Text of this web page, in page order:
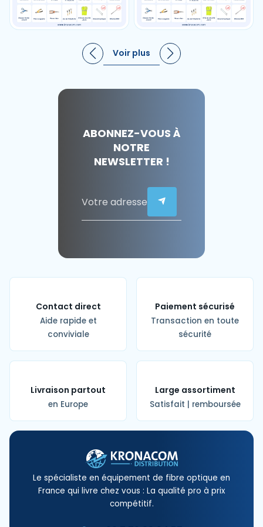
Voir plus
ABONNEZ-VOUS À
NOTRE
NEWSLETTER !
Contact direct
Aide rapide et
conviviale
Paiement sécurisé
Transaction en toute
sécurité
Livraison partout
en Europe
Large assortiment
Satisfait | remboursée
Le spécialiste en équipement de fibre optique en
France qui livre chez vous : La qualité pro à prix
compétitif.